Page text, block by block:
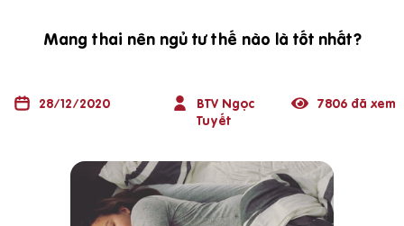
Mang thai nên ngủ tư thế nào là tốt nhất?
28/12/2020
BTV Ngọc
Tuyết
7806 đã xem